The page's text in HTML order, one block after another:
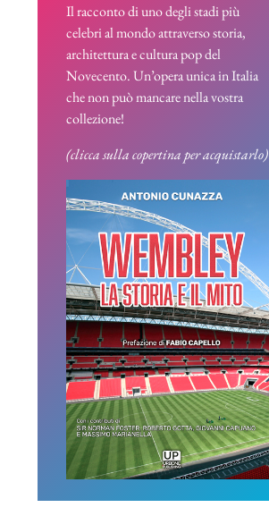
Il racconto di uno degli stadi più
celebri al mondo attraverso storia,
architettura e cultura pop del
Novecento. Un’opera unica in Italia
che non può mancare nella vostra
collezione!
(clicca sulla copertina per acquistarlo)